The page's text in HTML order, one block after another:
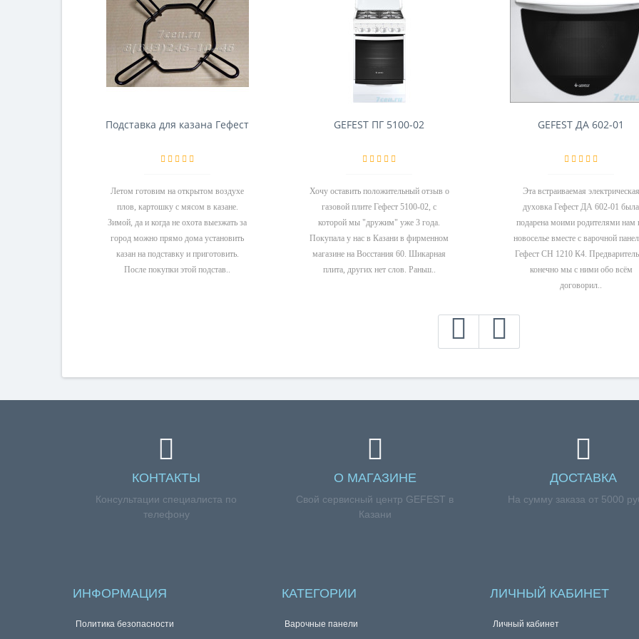
Подставка для казана Гефест
Летом готовим на открытом воздухе
плов, картошку с мясом в казане.
Зимой, да и когда не охота выезжать за
город можно прямо дома установить
казан на подставку и приготовить.
После покупки этой подстав..
GEFEST ПГ 5100-02
Хочу оставить положительный отзыв о
газовой плите Гефест 5100-02, с
которой мы "дружим" уже 3 года.
Покупала у нас в Казани в фирменном
магазине на Восстания 60. Шикарная
плита, других нет слов. Раньш..
GEFEST ДА 602-01
Эта встраиваемая электрическая
духовка Гефест ДА 602-01 была
подарена моими родителями нам
новоселье вместе с варочной
Гефест СН 1210 К4.
конечно мы с ними обо всём
договорил..
КОНТАКТЫ
Консультации специалиста по
телефону
О МАГАЗИНЕ
Свой сервисный центр GEFEST в
Казани
ДОСТАВКА
На сумму заказа от 5000
ИНФОРМАЦИЯ
Политика безопасности
КАТЕГОРИИ
Варочные панели
ЛИЧНЫЙ КАБИНЕТ
Личный кабинет